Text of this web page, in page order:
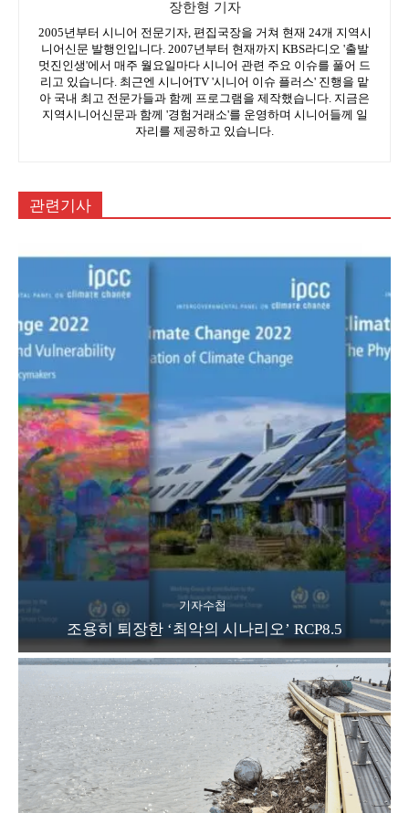
장한형 기자
2005년부터 시니어 전문기자, 편집국장을 거쳐 현재 24개 지역시
니어신문 발행인입니다. 2007년부터 현재까지 KBS라디오 '출발
멋진인생'에서 매주 월요일마다 시니어 관련 주요 이슈를 풀어 드
리고 있습니다. 최근엔 시니어TV '시니어 이슈 플러스' 진행을 맡
아 국내 최고 전문가들과 함께 프로그램을 제작했습니다. 지금은
지역시니어신문과 함께 '경험거래소'를 운영하며 시니어들께 일
자리를 제공하고 있습니다.
관련기사
기자수첩
조용히 퇴장한 ‘최악의 시나리오’ RCP8.5